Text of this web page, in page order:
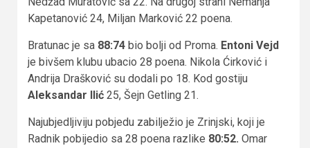
Kapetanović 24, Miljan Marković 22 poena.
Bratunac je sa 88:74 bio bolji od Proma. Entoni Vejd
je bivšem klubu ubacio 28 poena. Nikola Ćirković i
Andrija Drašković su dodali po 18. Kod gostiju
Aleksandar Ilić 25, Šejn Getling 21.
Najubjedljiviju pobjedu zabilježio je Zrinjski, koji je
Radnik pobijedio sa 28 poena razlike 80:52. Omar